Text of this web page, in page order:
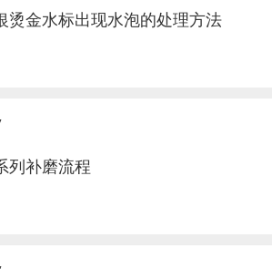
烫金水标出现水泡的处理方法
列补磨流程